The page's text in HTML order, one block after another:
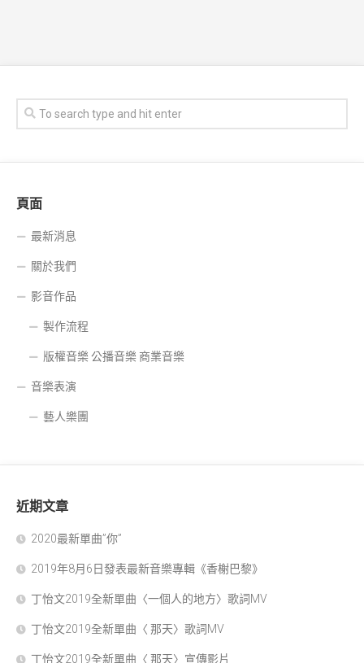
頁面
最新消息
關於我們
影音作品
製作流程
版權音樂 公播音樂 商業音樂
音樂表演
藝人樂團
近期文章
2020最新單曲”你”
2019年8月6日發表最新音樂專輯《香榭巴黎》
丁怡文2019全新單曲〈一個人的地方〉歌詞MV
丁怡文2019全新單曲〈 那天〉歌詞MV
丁怡文2019全新單曲〈 那天〉宣傳影片